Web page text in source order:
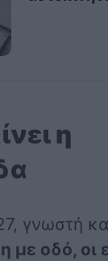
η
γνωστή
με οδό, οι